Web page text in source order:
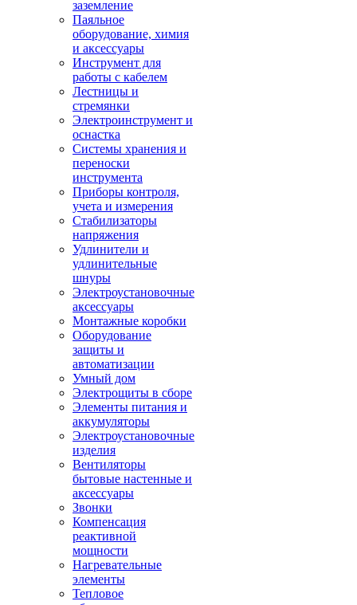
заземление
Паяльное
оборудование, химия
и аксессуары
Инструмент для
работы с кабелем
Лестницы и
стремянки
Электроинструмент и
оснастка
Системы хранения и
переноски
инструмента
Приборы контроля,
учета и измерения
Стабилизаторы
напряжения
Удлинители и
удлинительные
шнуры
Электроустановочные
аксессуары
Монтажные коробки
Оборудование
защиты и
автоматизации
Умный дом
Электрощиты в сборе
Элементы питания и
аккумуляторы
Электроустановочные
изделия
Вентиляторы
бытовые настенные и
аксессуары
Звонки
Компенсация
реактивной
мощности
Нагревательные
элементы
Тепловое